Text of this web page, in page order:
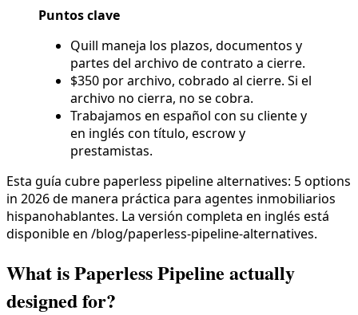
Puntos clave
Quill maneja los plazos, documentos y
partes del archivo de contrato a cierre.
$350 por archivo, cobrado al cierre. Si el
archivo no cierra, no se cobra.
Trabajamos en español con su cliente y
en inglés con título, escrow y
prestamistas.
Esta guía cubre paperless pipeline alternatives: 5 options
in 2026 de manera práctica para agentes inmobiliarios
hispanohablantes. La versión completa en inglés está
disponible en /blog/paperless-pipeline-alternatives.
What is Paperless Pipeline actually
designed for?